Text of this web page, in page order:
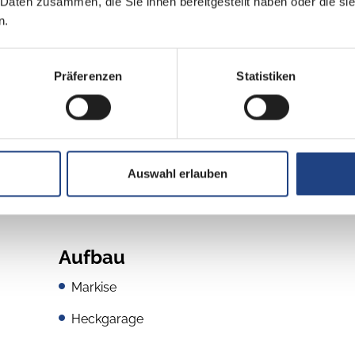
Präferenzen Statistiken
Auswahl erlauben
Euro VI
Aufbau
Markise
Heckgarage